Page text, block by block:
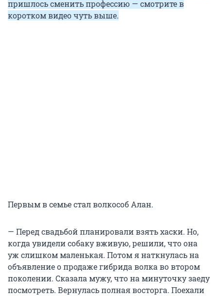
пришлось сменить профессию — смотрите в
коротком видео чуть выше.
Первым в семье стал волкособ Алан.
— Перед свадьбой планировали взять хаски. Но,
когда увидели собаку вживую, решили, что она
уж слишком маленькая. Потом я наткнулась на
объявление о продаже гибрида волка во втором
поколении. Сказала мужу, что на минуточку заеду
посмотреть. Вернулась полная восторга. Поехали